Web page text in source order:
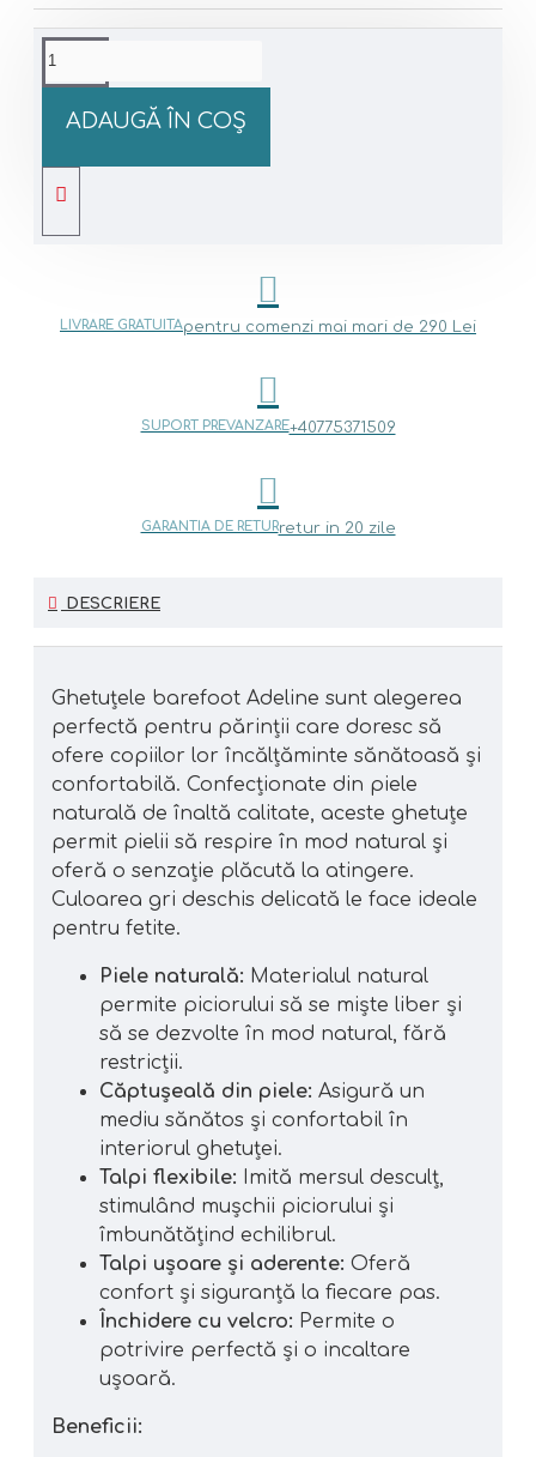
ADAUGĂ ÎN COŞ
LIVRARE GRATUITApentru comenzi mai mari de 290 Lei
SUPORT PREVANZARE+40775371509
GARANTIA DE RETURretur in 20 zile
DESCRIERE
Ghetuțele barefoot Adeline sunt alegerea
perfectă pentru părinții care doresc să
ofere copiilor lor încălțăminte sănătoasă și
confortabilă. Confecționate din piele
naturală de înaltă calitate, aceste ghetuțe
permit pielii să respire în mod natural și
oferă o senzație plăcută la atingere.
Culoarea gri deschis delicată le face ideale
pentru fetite.
Piele naturală: Materialul natural
permite piciorului să se miște liber și
să se dezvolte în mod natural, fără
restricții.
Căptușeală din piele: Asigură un
mediu sănătos și confortabil în
interiorul ghetuței.
Talpi flexibile: Imită mersul desculț,
stimulând mușchii piciorului și
îmbunătățind echilibrul.
Talpi ușoare și aderente: Oferă
confort și siguranță la fiecare pas.
Închidere cu velcro: Permite o
potrivire perfectă și o incaltare
ușoară.
Beneficii: